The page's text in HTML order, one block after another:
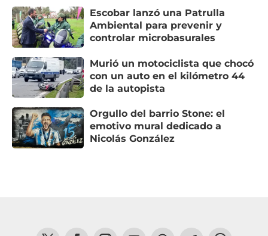
Escobar lanzó una Patrulla
Ambiental para prevenir y
controlar microbasurales
Murió un motociclista que chocó
con un auto en el kilómetro 44
de la autopista
Orgullo del barrio Stone: el
emotivo mural dedicado a
Nicolás González